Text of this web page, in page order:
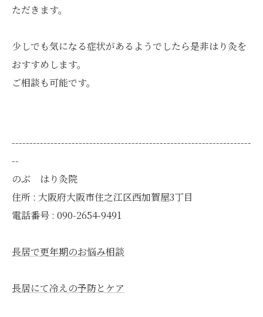
ただきます。
少しでも気になる症状があるようでしたら是非はり灸を
おすすめします。
ご相談も可能です。
--------------------------------------------------------------------
--
のぶ はり灸院
住所 : 大阪府大阪市住之江区西加賀屋3丁目
電話番号 : 090-2654-9491
長居で更年期のお悩み相談
長居にて冷えの予防とケア